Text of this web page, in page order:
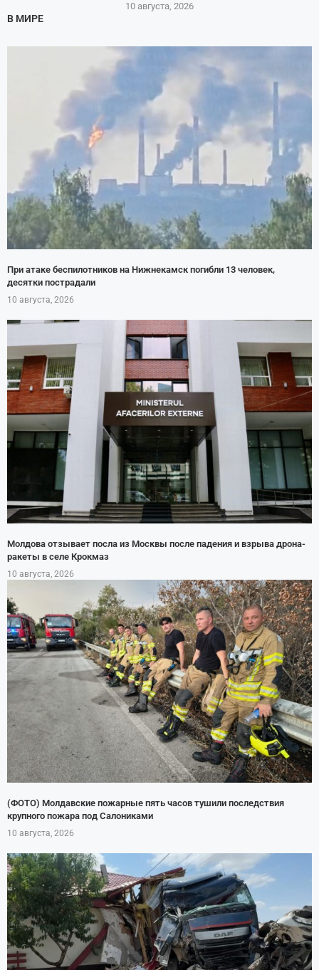
10 августа, 2026
В МИРЕ
При атаке беспилотников на Нижнекамск погибли 13 человек,
десятки пострадали
10 августа, 2026
Молдова отзывает посла из Москвы после падения и взрыва дрона-
ракеты в селе Крокмаз
10 августа, 2026
(ФОТО) Молдавские пожарные пять часов тушили последствия
крупного пожара под Салониками
10 августа, 2026